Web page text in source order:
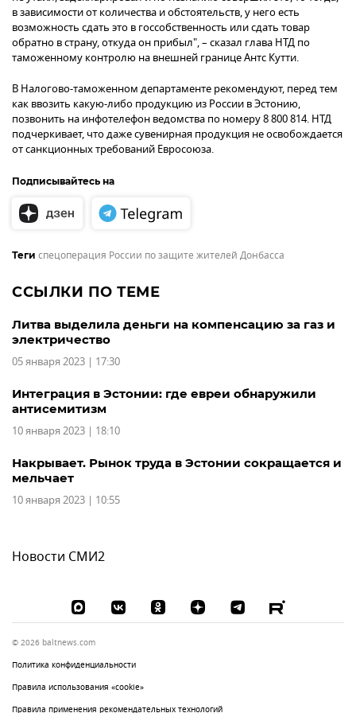
в зависимости от количества и обстоятельств, у него есть
возможность сдать это в госсобственность или сдать товар
обратно в страну, откуда он прибыл", – сказал глава НТД по
таможенному контролю на внешней границе Антс Кутти.
В Налогово-таможенном департаменте рекомендуют, перед тем
как ввозить какую-либо продукцию из России в Эстонию,
позвонить на инфотелефон ведомства по номеру 8 800 814. НТД
подчеркивает, что даже сувенирная продукция не освобождается
от санкционных требований Евросоюза.
Подписывайтесь на
Теги спецоперация России по защите жителей Донбасса
ССЫЛКИ ПО ТЕМЕ
Литва выделила деньги на компенсацию за газ и
электричество
05 января 2023 | 17:30
Интеграция в Эстонии: где евреи обнаружили
антисемитизм
10 января 2023 | 18:10
Накрывает. Рынок труда в Эстонии сокращается и
мельчает
10 января 2023 | 10:55
Новости СМИ2
© 2026 baltnews.com
Политика конфиденциальности
Правила использования «cookie»
Правила применения рекомендательных технологий